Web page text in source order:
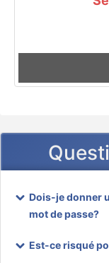
Dois-je donner
mot de passe?
Est-ce risqué